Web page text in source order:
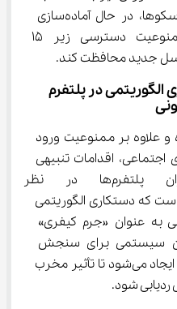
«اعتیادآور بودن» طراحی این سکوها، در حال آماده‌سازی
و علاوه بر ممنوعیت ورود
زیر ۱۶ سال به شبکه‌های اجتماعی، اقدامات تنبیهی
سختی را برای مدیران
است که دستکاری الگوریتمی
به عنوان «جرم کیفری»
سیستمی برای سنجش
«ردپای نفرت و دوقطبی‌سازی» ایجاد می‌شود تا تأثیر مخرب